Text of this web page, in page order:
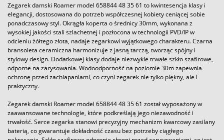
Zegarek damski Roamer model 658844 48 35 61 to kwintesencja klasy i
elegancji, dostosowana do potrzeb współczesnej kobiety ceniącej sobie
ponadczasowy styl. Okrągła koperta o średnicy 30mm, wykonana z
wysokiej jakości stali szlachetnej i pozłocona w technologii PVD/IP w
odcieniu żółtego złota, nadaje zegarkowi wyjątkowego charakteru. Czarna
bransoleta ceramiczna harmonizuje z jasną tarczą, tworząc spójny i
stylowy design. Dodatkowej klasy dodaje niezwykle trwałe szkło szafirowe,
odporne na zarysowania. Wodoodporność na poziomie 30m zapewnia
ochronę przed zachlapaniami, co czyni zegarek nie tylko piękny, ale i
praktyczny.
Zegarek damski Roamer model 658844 48 35 61 został wyposażony w
zaawansowane technologie, które podkreślają jego niezawodność i
trwałość. Serce zegarka stanowi precyzyjny mechanizm kwarcowy zasilany
baterią, co gwarantuje dokładność czasu bez potrzeby ciągłego